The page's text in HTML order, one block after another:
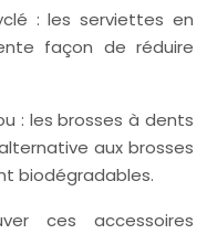
: les serviettes en
façon de réduire
: les brosses à dents
aux brosses
biodégradables.
ces accessoires